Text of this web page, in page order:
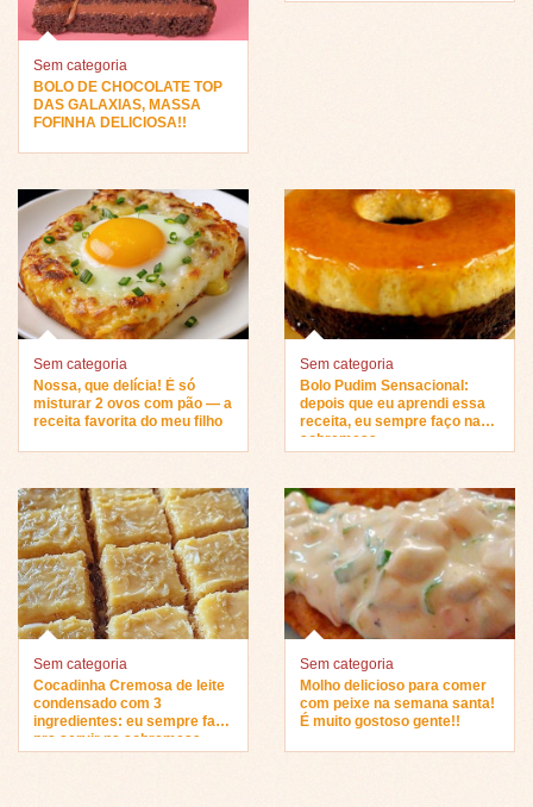
Sem categoria
BOLO DE CHOCOLATE TOP
DAS GALAXIAS, MASSA
FOFINHA DELICIOSA!!
Sem categoria
Nossa, que delícia! É só
misturar 2 ovos com pão — a
receita favorita do meu filho
Sem categoria
Bolo Pudim Sensacional:
depois que eu aprendi essa
receita, eu sempre faço na
sobremesa…
Sem categoria
Cocadinha Cremosa de leite
condensado com 3
ingredientes: eu sempre faço
pra servir na sobremesa…
Sem categoria
Molho delicioso para comer
com peixe na semana santa!
É muito gostoso gente!!